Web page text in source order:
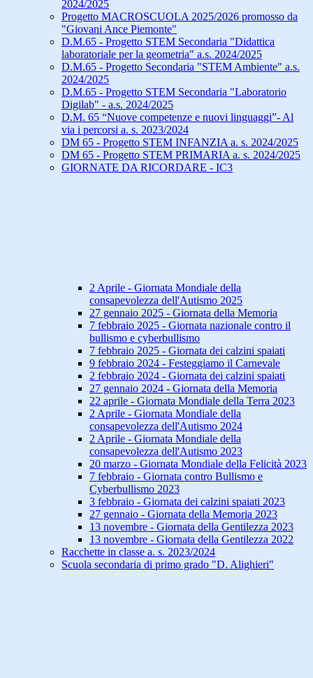
2024/2025
Progetto MACROSCUOLA 2025/2026 promosso da
"Giovani Ance Piemonte"
D.M.65 - Progetto STEM Secondaria "Didattica
laboratoriale per la geometria" a.s. 2024/2025
D.M.65 - Progetto Secondaria "STEM Ambiente" a.s.
2024/2025
D.M.65 - Progetto STEM Secondaria "Laboratorio
Digilab" - a.s. 2024/2025
D.M. 65 “Nuove competenze e nuovi linguaggi”- Al
via i percorsi a. s. 2023/2024
DM 65 - Progetto STEM INFANZIA a. s. 2024/2025
DM 65 - Progetto STEM PRIMARIA a. s. 2024/2025
GIORNATE DA RICORDARE - IC3
2 Aprile - Giornata Mondiale della
consapevolezza dell'Autismo 2025
27 gennaio 2025 - Giornata della Memoria
7 febbraio 2025 - Giornata nazionale contro il
bullismo e cyberbullismo
7 febbraio 2025 - Giornata dei calzini spaiati
9 febbraio 2024 - Festeggiamo il Carnevale
2 febbraio 2024 - Giornata dei calzini spaiati
27 gennaio 2024 - Giornata della Memoria
22 aprile - Giornata Mondiale della Terra 2023
2 Aprile - Giornata Mondiale della
consapevolezza dell'Autismo 2024
2 Aprile - Giornata Mondiale della
consapevolezza dell'Autismo 2023
20 marzo - Giornata Mondiale della Felicità 2023
7 febbraio - Giornata contro Bullismo e
Cyberbullismo 2023
3 febbraio - Giornata dei calzini spaiati 2023
27 gennaio - Giornata della Memoria 2023
13 novembre - Giornata della Gentilezza 2023
13 novembre - Giornata della Gentilezza 2022
Racchette in classe a. s. 2023/2024
Scuola secondaria di primo grado "D. Alighieri"